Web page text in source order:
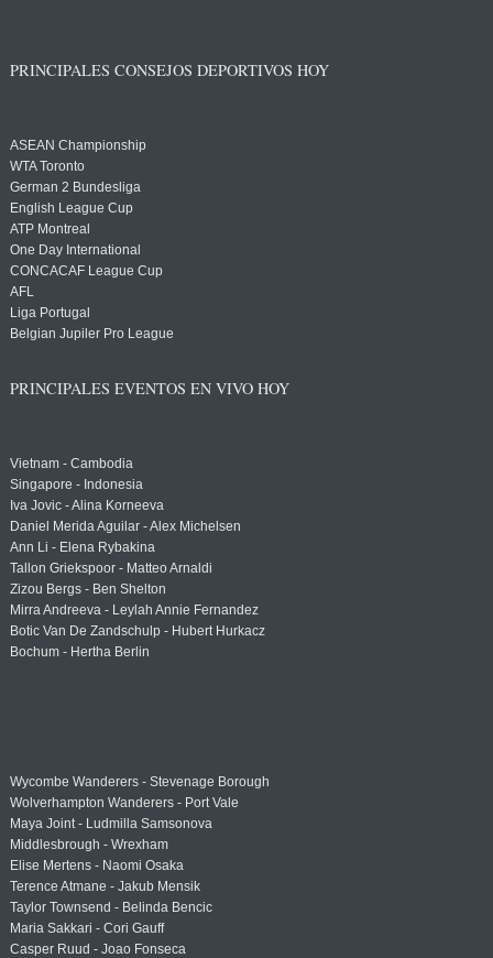
PRINCIPALES CONSEJOS DEPORTIVOS HOY
ASEAN Championship
WTA Toronto
German 2 Bundesliga
English League Cup
ATP Montreal
One Day International
CONCACAF League Cup
AFL
Liga Portugal
Belgian Jupiler Pro League
PRINCIPALES EVENTOS EN VIVO HOY
Vietnam - Cambodia
Singapore - Indonesia
Iva Jovic - Alina Korneeva
Daniel Merida Aguilar - Alex Michelsen
Ann Li - Elena Rybakina
Tallon Griekspoor - Matteo Arnaldi
Zizou Bergs - Ben Shelton
Mirra Andreeva - Leylah Annie Fernandez
Botic Van De Zandschulp - Hubert Hurkacz
Bochum - Hertha Berlin
Wycombe Wanderers - Stevenage Borough
Wolverhampton Wanderers - Port Vale
Maya Joint - Ludmilla Samsonova
Middlesbrough - Wrexham
Elise Mertens - Naomi Osaka
Terence Atmane - Jakub Mensik
Taylor Townsend - Belinda Bencic
Maria Sakkari - Cori Gauff
Casper Ruud - Joao Fonseca